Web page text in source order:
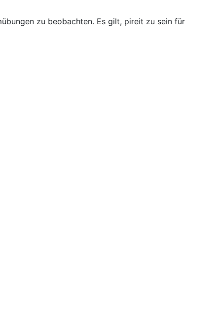
zu beobachten. Es gilt, pireit zu sein für